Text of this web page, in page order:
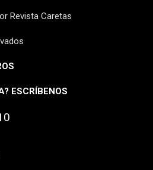
Revista Caretas
ESCRÍBENOS